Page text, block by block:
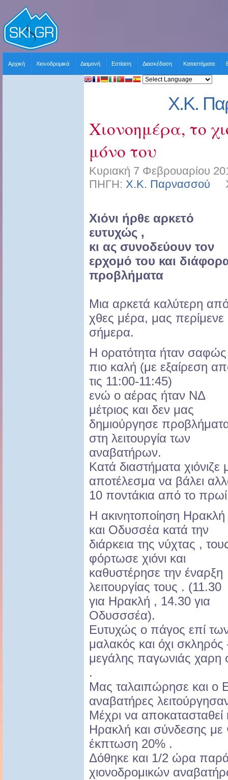
Αρχική Χιονοδρομικά Διαμονή Εστίαση Διασκέδαση Καταστήματα
Χ.Κ.
Χιονοημέρα, το
μόνο του
Κυριακή 7 Φεβρουαρίου
ΠΗΓΗ: Χ.Κ. Παρνασσού
Χιόνι ήρθε αρκετό
ευτυχώς ,
κι ας συνοδεύουν τον
ερχομό του και
προβλήματα
Μια αρκετά καλύτερη
χθες μέρα, μας περίμενε
σήμερα.
Η ορατότητα ήταν σαφώς
πιο καλή (με εξαίρεση
τις 11:00-11:45)
ενώ ο αέρας ήταν ΝΔ
μέτριος και δεν μας
δημιούργησε
στη λειτουργία των
αναβατήρων.
Κατά διαστήματα χιόνιζε
αποτέλεσμα να βάλει
10 ποντάκια από το
Η ακινητοποίηση Ηρακλή
και Οδυσσέα κατά την
διάρκεια της νύχτας ,
φόρτωσε χιόνι και
καθυστέρησε την έναρξη
λειτουργίας τους . (11.30
για Ηρακλή , 14.30 για
Οδυσσσέα).
Ευτυχώς ο πάγος επί
μαλακός και όχι
μεγάλης παγωνιάς χαρη
.
Μας ταλαιπώρησε και ο
αναβατήρες
Μέχρι να αποκατασταθεί
Ηρακλή και σύνδεσης με
έκπτωση 20% .
Δόθηκε και 1/2 ώρα
χιονοδρομικών